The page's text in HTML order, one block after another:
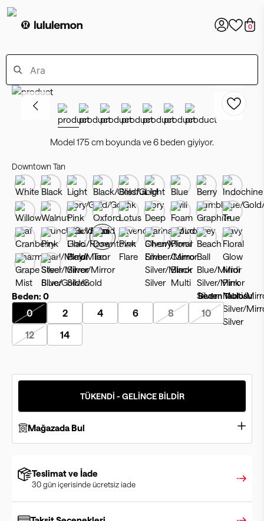
0
Model 175 cm boyunda ve 6 beden giyiyor.
Downtown Tan
Beden: 0 Beden Tablosu
0 2 4 6 8
10
12
14
TÜKENDİ - GELİNCE BİLDİR
Mağazada Bul
Teslimat ve İade
30 gün içerisinde ücretsiz iade